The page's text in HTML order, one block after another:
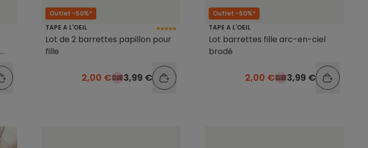
Outlet -50%*
TAPE A L'OEIL
Lot de 2 barrettes papillon pour
fille
2,00 € 3,99 €
Outlet -50%*
TAPE A L'OEIL
Lot barrettes fille arc-en-ciel
brodé
2,00 € 3,99 €